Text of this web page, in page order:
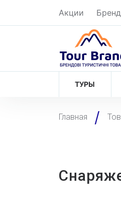
Акции
ТУРЫ
Главная